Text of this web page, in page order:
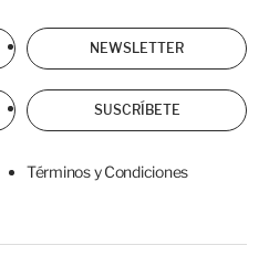
NEWSLETTER
SUSCRÍBETE
Términos y Condiciones